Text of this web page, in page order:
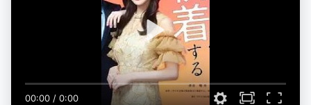
00:00 / 0:00